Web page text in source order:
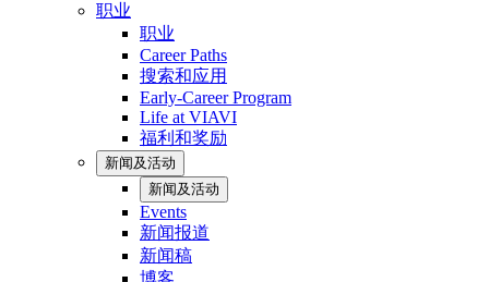
职业
职业
Career Paths
搜索和应用
Early-Career Program
Life at VIAVI
福利和奖励
新闻及活动
新闻及活动
Events
新闻报道
新闻稿